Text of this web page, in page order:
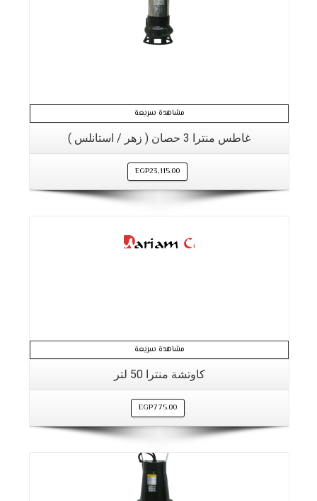
مشاهدة سريعة
غاطس منترا 3 حصان ( زهر / استانلس )
EGP23,115.00
مشاهدة سريعة
كاوتشة منترا 50 لتر
EGP775.00